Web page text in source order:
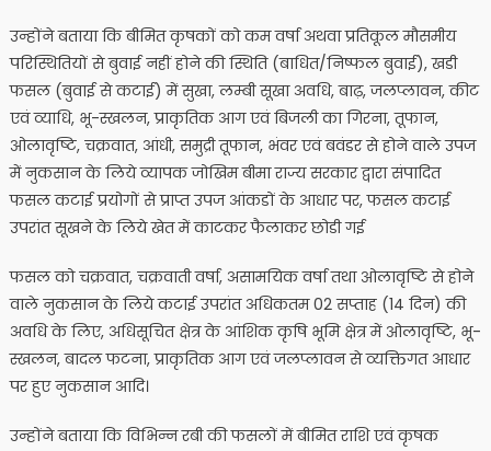
उन्होंने बताया कि बीमित कृषकों को कम वर्षा अथवा प्रतिकूल मौसमीय
परिस्थितियों से बुवाई नहीं होने की स्थिति (बाधित/निष्फल बुवाई), खडी
फसल (बुवाई से कटाई) में सुखा, लम्बी सूखा अवधि, बाढ़, जलप्लावन, कीट
एवं व्याधि, भू-स्खलन, प्राकृतिक आग एवं बिजली का गिरना, तूफान,
ओलावृष्टि, चक्रवात, आंधी, समुद्री तूफान, भंवर एवं बवंडर से होने वाले उपज
में नुकसान के लिये व्यापक जोखिम बीमा राज्य सरकार द्वारा संपादित
फसल कटाई प्रयोगों से प्राप्त उपज आंकडों के आधार पर, फसल कटाई
उपरांत सूखने के लिये खेत में काटकर फैलाकर छोडी गई
फसल को चक्रवात, चक्रवाती वर्षा, असामयिक वर्षा तथा ओलावृष्टि से होने
वाले नुकसान के लिये कटाई उपरांत अधिकतम 02 सप्ताह (14 दिन) की
अवधि के लिए, अधिसूचित क्षेत्र के आंशिक कृषि भूमि क्षेत्र में ओलावृष्टि, भू-
स्खलन, बादल फटना, प्राकृतिक आग एवं जलप्लावन से व्यक्तिगत आधार
पर हुए नुकसान आदि।
उन्होंने बताया कि विभिन्न रबी की फसलों में बीमित राशि एवं कृषक